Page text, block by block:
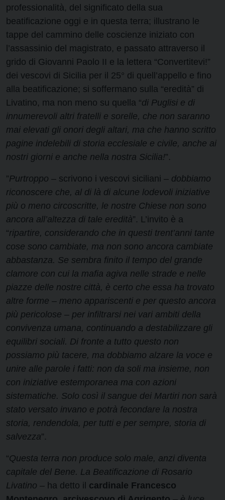
professionalità, del significato della sua
beatificazione oggi e in questa terra; illustrano le
tappe del cammino delle coscienze iniziato con
l’assassinio del magistrato, e passato attraverso il
grido di Giovanni Paolo II e la lettera “Convertitevi!”
dei vescovi di Sicilia per il 25° di quell’appello e fino
alla beatificazione; si soffermano sulla “eredità” di
Livatino, ma non meno su quella “di Puglisi e di
innumerevoli altri fratelli e sorelle, che non saranno
mai elevati gli onori degli altari, ma che hanno scritto
pagine indelebili di storia ecclesiale e civile, anche ai
nostri giorni e anche nella nostra Sicilia!”.
”Purtroppo – scrivono i vescovi siciliani – dobbiamo
riconoscere che, al di là di alcune lodevoli iniziative
più o meno circoscritte, le nostre Chiese non sono
ancora all’altezza di tale eredità”. L’invito è a
“ripartire, considerando che in questi trent’anni tante
cose sono cambiate, ma non sono ancora cambiate
abbastanza. Se sembra finito il tempo del grande
clamore con cui la mafia agiva nelle strade e nelle
piazze delle nostre città, è certo che essa ha trovato
altre forme – meno appariscenti e per questo ancora
più pericolose – per infiltrarsi nei vari ambiti della
convivenza umana, continuando a destabilizzare gli
equilibri sociali. Di fronte a tutto questo non
possiamo più tacere, ma dobbiamo alzare la voce e
unire alle parole i fatti: non da soli ma insieme, non
con iniziative estemporanea ma con azioni
sistematiche. Solo così il sangue dei Martiri non sarà
stato versato invano e potrà fecondare la nostra
storia, rendendola, per tutti e per sempre, storia di
salvezza”.
“Questa terra non produce solo male, anzi diventa
capitale del Bene. La Beatificazione di Rosario
Livatino – ha detto il cardinale Francesco